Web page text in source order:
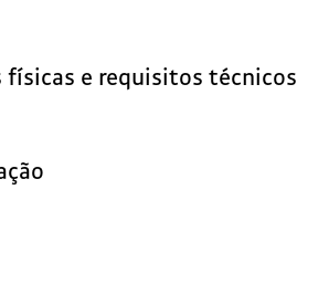
físicas e requisitos técnicos